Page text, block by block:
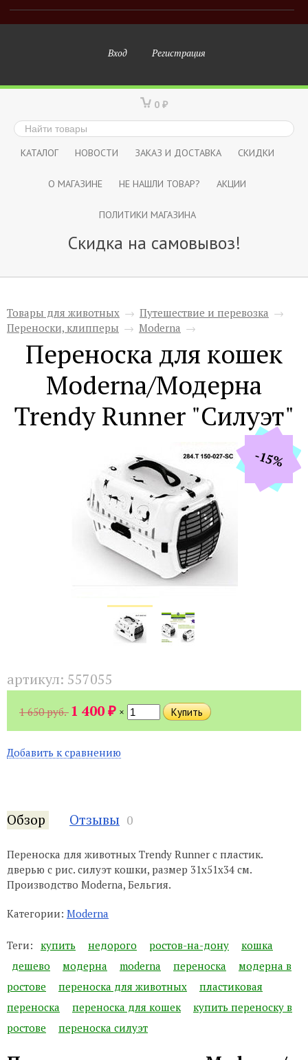
Вход Регистрация
0 ₽
КАТАЛОГ НОВОСТИ ЗАКАЗ И ДОСТАВКА СКИДКИ
О МАГАЗИНЕ НЕ НАШЛИ ТОВАР? АКЦИИ
ПОЛИТИКИ МАГАЗИНА
Скидка на самовывоз!
Товары для животных → Путешествие и перевозка →
Переноски, клипперы → Moderna →
Переноска для кошек
Moderna/Модерна
Trendy Runner "Силуэт"
-15%
артикул: 557055
1 650 руб. 1 400₽ ×
Добавить к сравнению
Обзор Отзывы 0
Переноска для животных Trendy Runner с пластик.
дверью с рис. силуэт кошки, размер 31x51x34 см.
Производство Moderna, Бельгия.
Категории: Moderna
Теги: купить недорого ростов-на-дону
кошка
дешево
модерна moderna переноска
модерна в
ростове
переноска для животных
пластиковая
переноска
переноска для кошек
купить переноску в
ростове
переноска силуэт